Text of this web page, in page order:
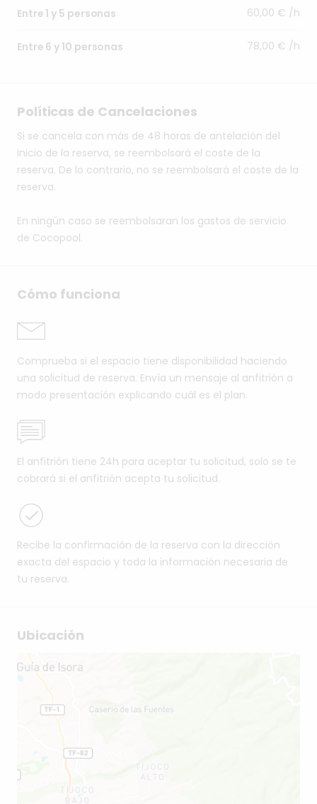
Entre 1 y 5 personas 60,00 € /h
Entre 6 y 10 personas 78,00 € /h
Políticas de Cancelaciones
Si se cancela con más de 48 horas de antelación del
inicio de la reserva, se reembolsará el coste de la
reserva. De lo contrario, no se reembolsará el coste de la
reserva.
En ningún caso se reembolsaran los gastos de servicio
de Cocopool.
Cómo funciona
Comprueba si el espacio tiene disponibilidad haciendo
una solicitud de reserva. Envía un mensaje al anfitrión a
modo presentación explicando cuál es el plan.
El anfitrión tiene 24h para aceptar tu solicitud, solo se te
cobrará si el anfitrión acepta tu solicitud.
Recibe la confirmación de la reserva con la dirección
exacta del espacio y toda la información necesaria de
tu reserva.
Ubicación